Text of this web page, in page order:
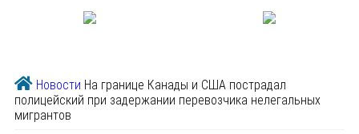
Новости На границе Канады и США пострадал
полицейский при задержании перевозчика нелегальных
мигрантов